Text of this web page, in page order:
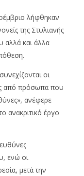
λήφθηκαν
της Στυλιανής
αλλά και άλλα
οι
από πρόσωπα που
ανέφερε
ανακριτικό έργο
ενώ οι
μετά την